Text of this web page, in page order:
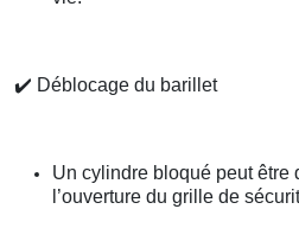
✔️ Déblocage du barillet
Un cylindre bloqué peut être
l’ouverture du grille de